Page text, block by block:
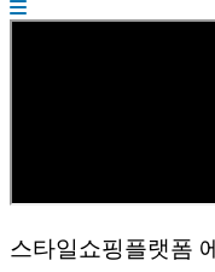
스타일쇼핑플랫폼